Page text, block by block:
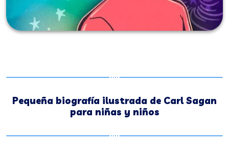
Pequeña biografía ilustrada de Carl Sagan
para niñas y niños